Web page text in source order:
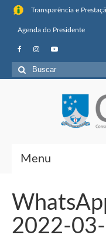
Transparência e
Agenda do Presidente
Buscar
por:
Menu
Sobre o
2022-